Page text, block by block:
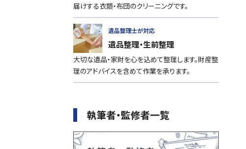
届けする衣類・布団のクリーニングです。
大切な遺品・家財を心を込めて整理します。財産整
理のアドバイスを含めて作業を承ります。
遺品整理士が対応
遺品整理・生前整理
執筆者・監修者一覧